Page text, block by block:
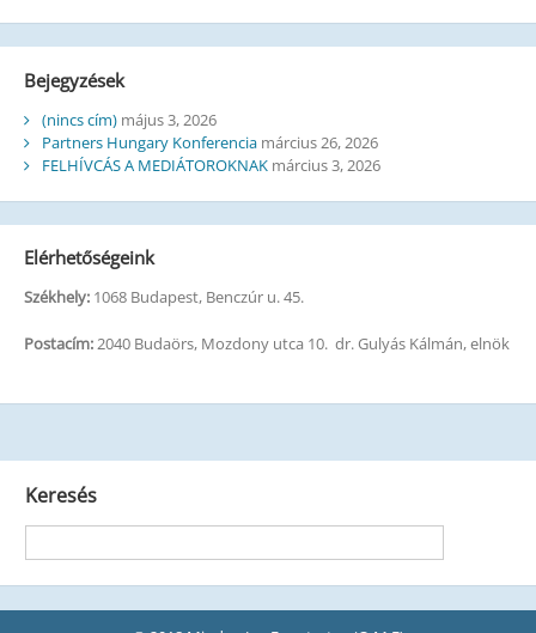
Bejegyzések
(nincs cím) május 3, 2026
Partners Hungary Konferencia március 26, 2026
FELHÍVCÁS A MEDIÁTOROKNAK március 3, 2026
Elérhetőségeink
Székhely:1068 Budapest, Benczúr u. 45.
Postacím:2040 Budaörs, Mozdony utca 10. dr. Gulyás Kálmán, elnök
Keresés